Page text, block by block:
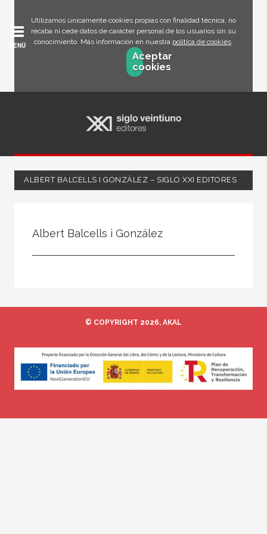
Utilizamos únicamente cookies propias con finalidad técnica, no
recaba ni cede datos de carácter personal de los usuarios sin su
conocimiento. Más información en nuestra política de cookies.
Aceptar
cookies
MENÚ
ALBERT BALCELLS I GONZÁLEZ – SIGLO XXI EDITORES
Albert Balcells i González
© COPYRIGHT 2026, AKAL